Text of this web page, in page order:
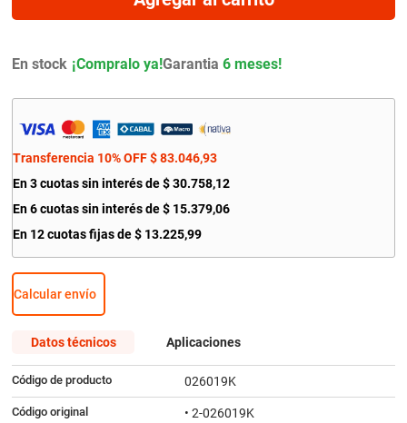
En stock Garantia 6 meses!
Transferencia 10% OFF $ 83.046,93
En 3 cuotas sin interés de $ 30.758,12
En 6 cuotas sin interés de$ 15.379,06
En 12 cuotas fijas de $ 13.225,99
Calcular envío
Datos técnicos Aplicaciones
Código de producto 026019K
Código original • 2-026019K